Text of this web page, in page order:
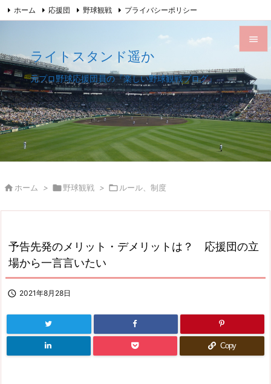
ライトスタンド遥か
元プロ野球応援団員の『楽しい野球観戦ブログ』

メニュ

サイド

前へ

ホーム 応援団 野球観戦 プライバシーポリシー
ホーム > 野球観戦 > ルール、制度
予告先発のメリット・デメリットは？ 応援団の立
場から一言言いたい
 2021年8月28日
Copy